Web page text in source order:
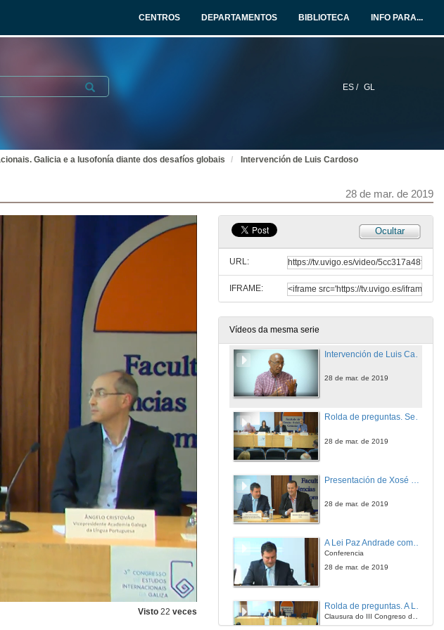
CENTROS DEPARTAMENTOS BIBLIOTECA INFO PARA...
ES / GL
Submit
Galicia e a lusofonía diante dos desafíos globais Intervención de Luis Cardoso
28 de mar. de 2019
Visto 22 veces
Ocultar
URL:
IFRAME:
Vídeos da mesma serie
Rolda de preguntas. Sesión Sociocultural
28 de mar. de 2019
O estado da CPLP como Organización Internacional
Xeopolítica da Lusofonía
28 de mar. de 2019
28 de mar. de 2019
Rolda de preguntas. Sesión Xeopolítica
28 de mar. de 2019
28 de mar. de 2019
A Lei Paz Andrade como modelo de integración e cooperación europea
Conferencia
28 de mar. de 2019
Clausura do III Congreso de Estudos Internacionais Galicia e a lusofonía diante dos desafíos globais